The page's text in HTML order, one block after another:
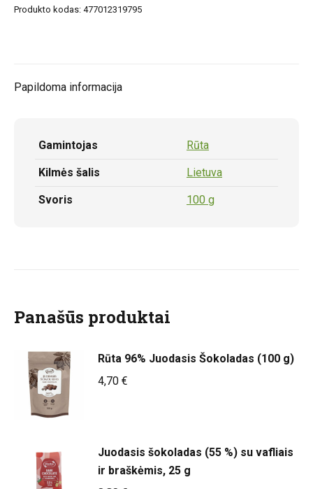
su
Produkto kodas: 477012319795
Papildoma informacija
Gamintojas Rūta
Kilmės šalis Lietuva
Svoris 100 g
Panašūs produktai
Rūta 96% Juodasis Šokoladas (100 g)
4,70 €
Juodasis šokoladas (55 %) su vafliais
ir braškėmis, 25 g